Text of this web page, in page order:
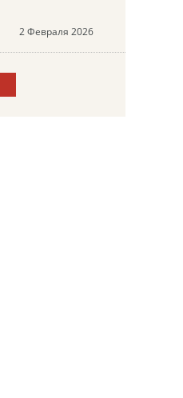
2 Февраля 2026